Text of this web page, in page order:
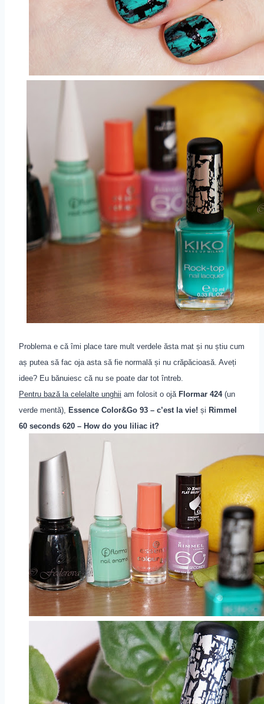
Problema e că îmi place tare mult verdele ăsta mat și nu știu cum
aș putea să fac oja asta să fie normală și nu crăpăcioasă. Aveți
idee? Eu bănuiesc că nu se poate dar tot întreb.
Pentru bază la cel e lalte unghii am folosit o ojă Flormar 424(un
verde mentă), Essence Color&Go 93 – c’est la vie! și Rimmel
60 seconds 620 – How do you liliac it?